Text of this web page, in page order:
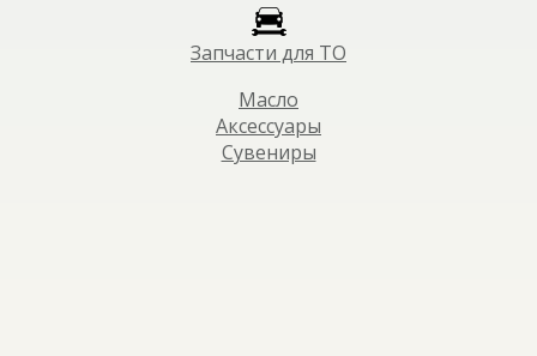
Запчасти для ТО
Масло
Аксессуары
Сувениры